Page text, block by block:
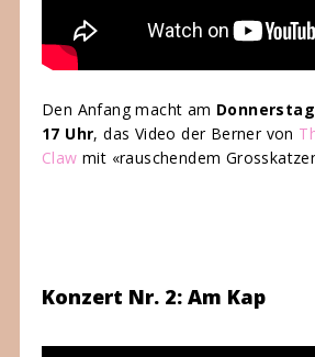
Den Anfang macht am
17 Uhr, das Video der Berner von
Claw mit «rauschendem
Konzert Nr. 2: Am Kap